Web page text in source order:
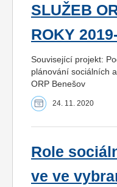
SLUŽEB
ROKY
Související projekt:
plánování sociálních
ORP Benešov
24. 11. 2020
Role
ve ve